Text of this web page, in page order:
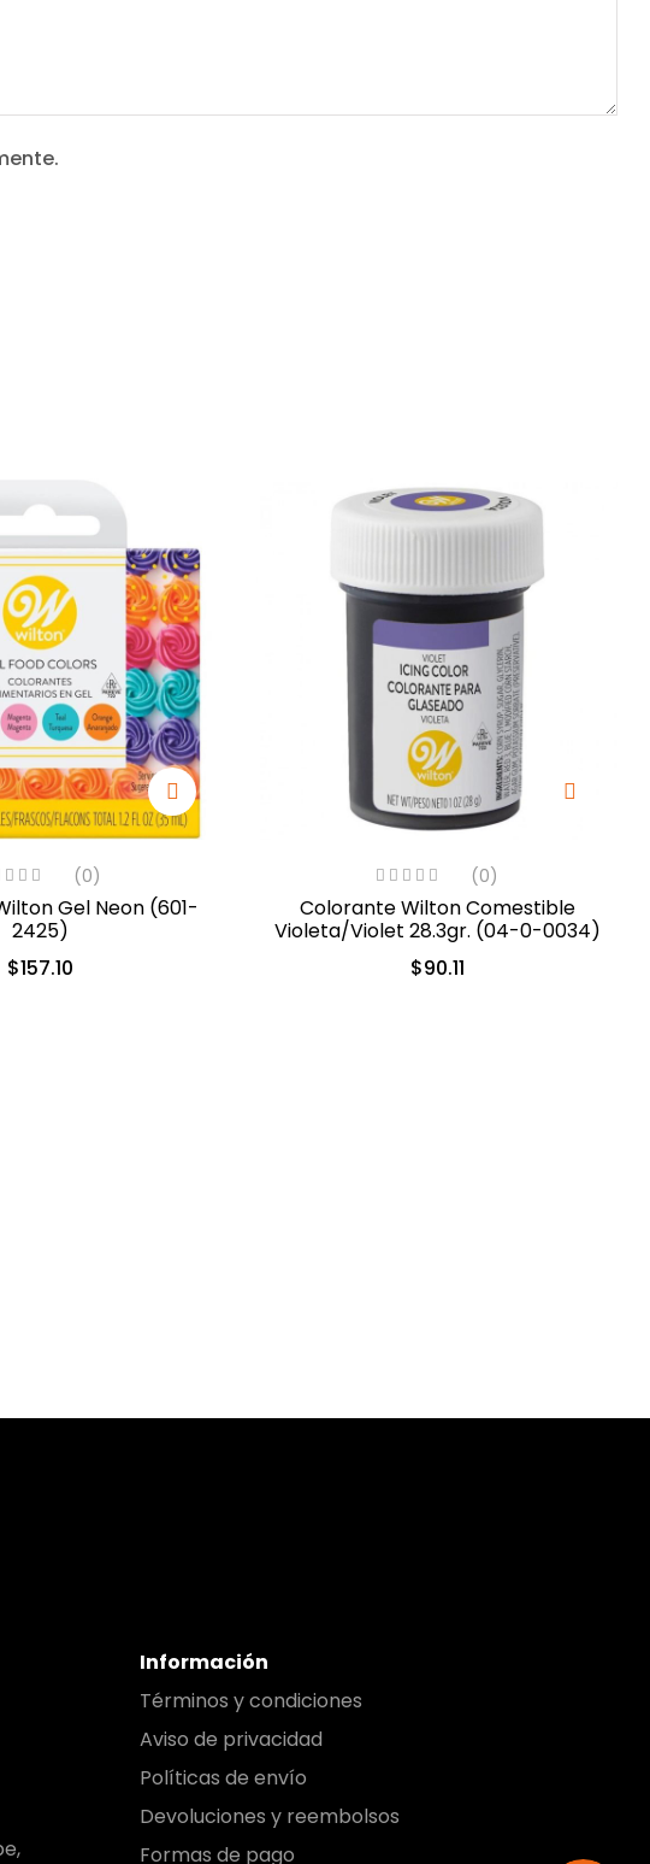
(0)
Gel Neon (601-
2425)
$157.10
(0)
Colorante Wilton Comestible
Violeta/Violet 28.3gr. (04-0-0034)
$90.11
Información
Términos y condiciones
Aviso de privacidad
Políticas de envío
Devoluciones y reembolsos
Formas de pago